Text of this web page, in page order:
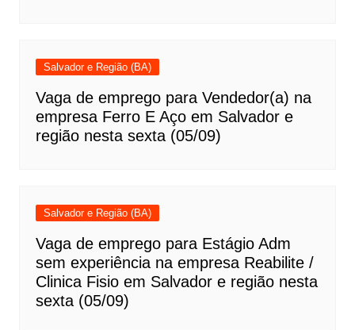
Salvador e Região (BA)
Vaga de emprego para Vendedor(a) na
empresa Ferro E Aço em Salvador e
região nesta sexta (05/09)
Salvador e Região (BA)
Vaga de emprego para Estágio Adm
sem experiência na empresa Reabilite /
Clinica Fisio em Salvador e região nesta
sexta (05/09)